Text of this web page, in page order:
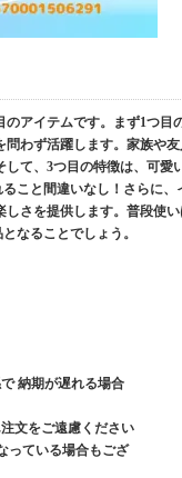
のアイテムです。まず1つ目
問わず活躍します。家族や
して、3つ目の特徴は、可愛
こと間違いなし！さらに、
しさを提供します。普段使
なることでしょう。
納期が遅れる場合
文をご遠慮ください
っている場合もござ